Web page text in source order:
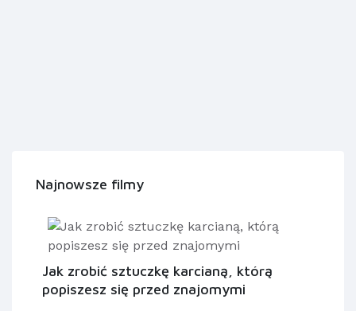
Najnowsze filmy
Jak zrobić sztuczkę karcianą, którą
popiszesz się przed znajomymi